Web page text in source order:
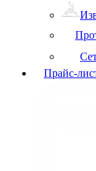
Прайс-